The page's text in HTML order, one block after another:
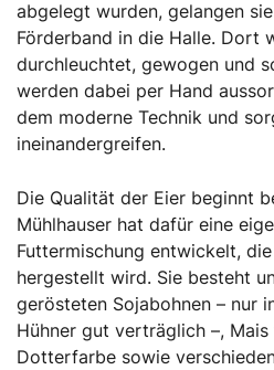
abgelegt wurden, gelangen
Förderband in die Halle. Dort
durchleuchtet, gewogen und
werden dabei per Hand
dem moderne Technik und
ineinandergreifen.
Die Qualität der Eier beginnt
Mühlhauser hat dafür eine
Futtermischung entwickelt,
hergestellt wird. Sie besteht
gerösteten Sojabohnen – nur
Hühner gut verträglich –,
Dotterfarbe sowie